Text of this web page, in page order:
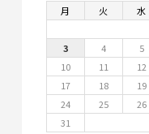
月 火 水
3
4 5
10
11 12
17
18 19
24
25 26
31